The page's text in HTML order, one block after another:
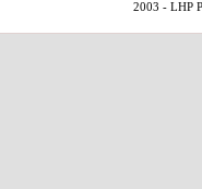
2003 - LHP